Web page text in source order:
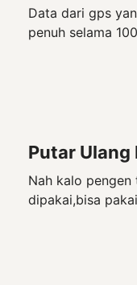
Data dari gps
penuh selama
Putar Ulang
Nah kalo
dipakai,bisa